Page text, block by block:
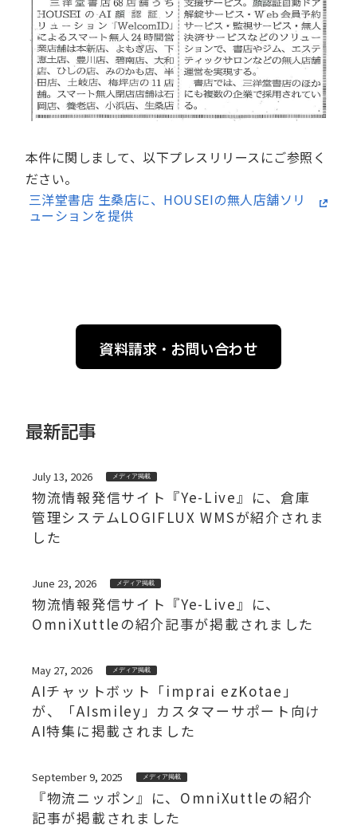
本件に関しまして、以下プレスリリースにご参照く
ださい。
三洋堂書店 生桑店に、HOUSEIの無人店舗ソリ
ューションを提供
資料請求・お問い合わせ
最新記事
July 13, 2026 メディア掲載
物流情報発信サイト『Ye-Live』に、倉庫
管理システムLOGIFLUX WMSが紹介されま
した
June 23, 2026 メディア掲載
物流情報発信サイト『Ye-Live』に、
OmniXuttleの紹介記事が掲載されました
May 27, 2026 メディア掲載
AIチャットボット「imprai ezKotae」
が、「AIsmiley」カスタマーサポート向け
AI特集に掲載されました
September 9, 2025 メディア掲載
『物流ニッポン』に、OmniXuttleの紹介
記事が掲載されました